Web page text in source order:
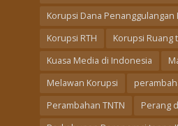
Korupsi Dana Penanggulangan
Korupsi RTH
Korupsi Ruang
Kuasa Media di Indonesia
Melawan Korupsi
Perambahan TNTN
Perang